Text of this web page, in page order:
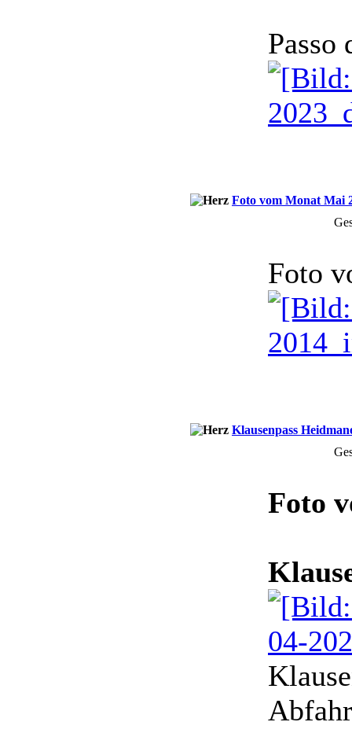
Passo
Foto vom Monat Mai
Foto
Klausenpass
Foto